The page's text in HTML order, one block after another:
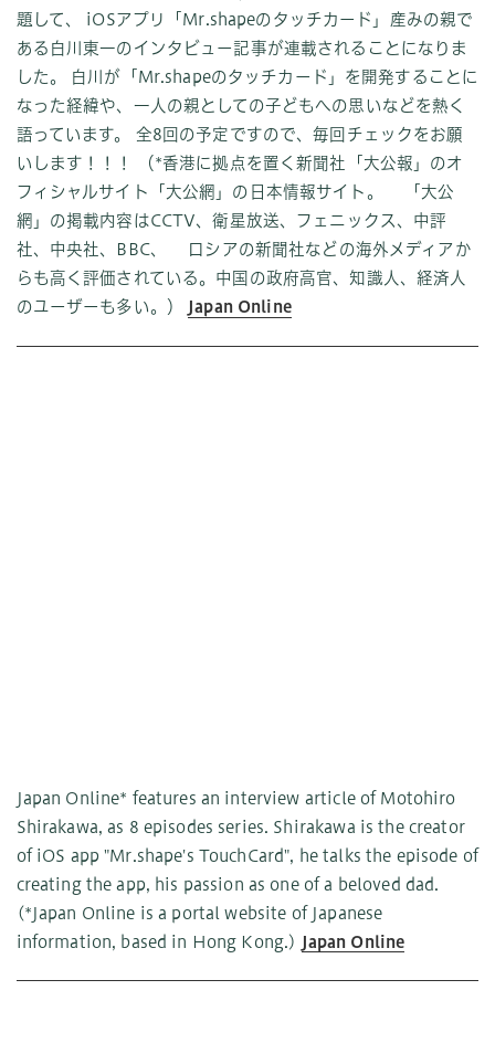
題して、 iOSアプリ「Mr.shapeのタッチカード」産みの親で
ある白川東一のインタビュー記事が連載されることになりま
した。 白川が「Mr.shapeのタッチカード」を開発することに
なった経緯や、一人の親としての子どもへの思いなどを熱く
語っています。 全8回の予定ですので、毎回チェックをお願
いします！！！ （*香港に拠点を置く新聞社「大公報」のオ
フィシャルサイト「大公網」の日本情報サイト。 「大公
網」の掲載内容はCCTV、衛星放送、フェニックス、中評
社、中央社、BBC、 ロシアの新聞社などの海外メディアか
らも高く評価されている。中国の政府高官、知識人、経済人
のユーザーも多い。）
Japan Online
Japan Online* features an interview article of Motohiro
Shirakawa, as 8 episodes series. Shirakawa is the creator
of iOS app "Mr.shape's TouchCard", he talks the episode of
creating the app, his passion as one of a beloved dad.
(*Japan Online is a portal website of Japanese
information, based in Hong Kong.) Japan Online